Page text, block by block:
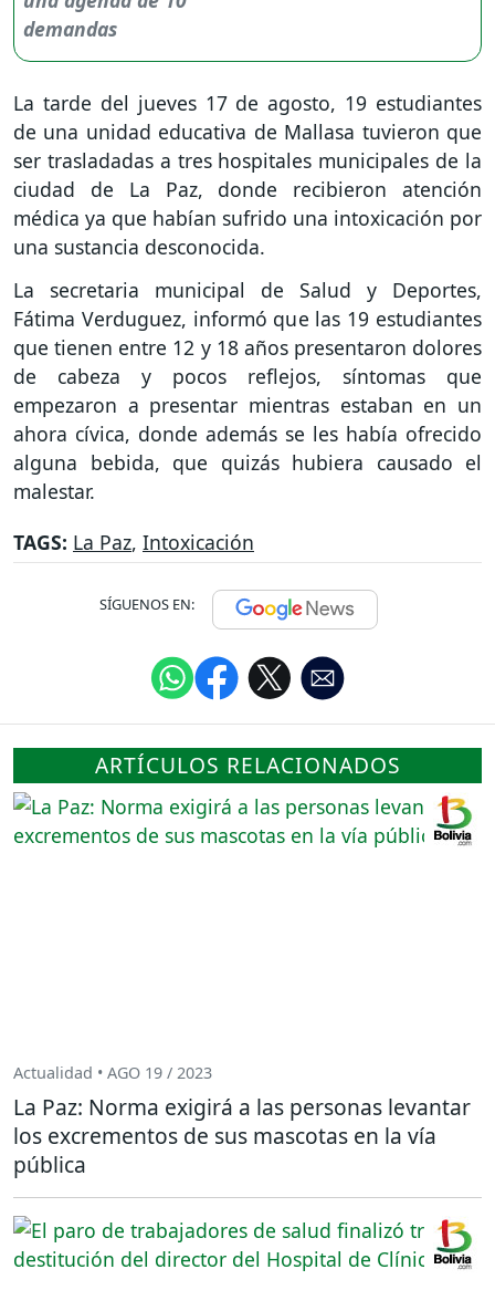
La tarde del jueves 17 de agosto, 19 estudiantes
de una unidad educativa de Mallasa tuvieron que
ser trasladadas a tres hospitales municipales de la
ciudad de La Paz, donde recibieron atención
médica ya que habían sufrido una intoxicación por
una sustancia desconocida.
La secretaria municipal de Salud y Deportes,
Fátima Verduguez, informó que las 19 estudiantes
que tienen entre 12 y 18 años presentaron dolores
de cabeza y pocos reflejos, síntomas que
empezaron a presentar mientras estaban en un
ahora cívica, donde además se les había ofrecido
alguna bebida, que quizás hubiera causado el
malestar.
TAGS: La Paz, Intoxicación
SÍGUENOS EN:
ARTÍCULOS RELACIONADOS
Actualidad • AGO 19 / 2023
La Paz: Norma exigirá a las personas levantar
los excrementos de sus mascotas en la vía
pública